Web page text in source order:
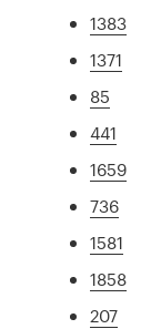
1383
1371
85
441
1659
736
1581
1858
207